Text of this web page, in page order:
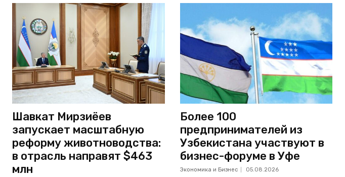
Шавкат Мирзиёев
запускает масштабную
реформу животноводства:
в отрасль направят $463
млн
Более 100
предпринимателей из
Узбекистана участвуют в
бизнес-форуме в Уфе
Экономика и Бизнес 05.08.2026